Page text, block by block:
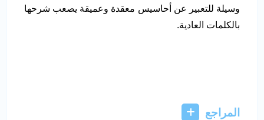
وسيلة للتعبير عن أحاسيس معقدة وعميقة يصعب شرحها
بالكلمات العادية.
المراجع